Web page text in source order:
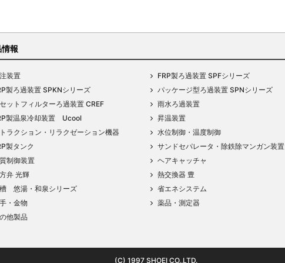
報
装置
FRP製ろ過装置 SPFシリーズ
製ろ過装置 SPKNシリーズ
パッケージ型ろ過装置 SPNシリーズ
ットフィルターろ過装置 CREF
雨水ろ過装置
製温泉冷却装置 Ucool
昇温装置
ラクション・リラクゼーション機器
水位制御・温度制御
製タンク
サンドセパレータ・除鉄除マンガン装置
制御装置
ヘアキャッチャ
弁 光輝
熱交換器 豊
悠湯・和泉シリーズ
省エネシステム
・金物
薬品・測定器
他製品
(C) 1997 SHOEI CO.,LTD.